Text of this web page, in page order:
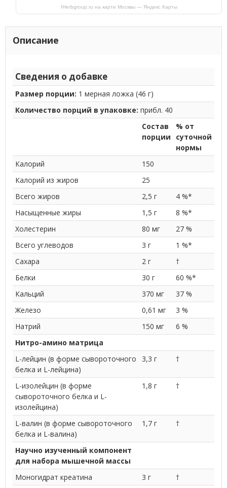
IHerbgroup.ru на карте Москвы — Яндекс Карты
Описание
Сведения о добавке
Размер порции: 1 мерная ложка (46 г)
Количество порций в упаковке: прибл. 40
Состав
порции
% от
суточной
нормы
Калорий
150
Калорий из жиров
25
Всего жиров
2,5 г
4 %*
Насыщенные жиры
1,5 г
8 %*
Холестерин
80 мг
27 %
Всего углеводов
3 г
1 %*
Сахара
2 г
†
Белки
30 г
60 %*
Кальций
370 мг
37 %
Железо
0,61 мг
3 %
Натрий
150 мг
6 %
Нитро-амино матрица
L-лейцин (в форме сывороточного
белка и L-лейцина)
3,3 г †
L-изолейцин (в форме
сывороточного белка и L-
изолейцина)
1,8 г †
L-валин (в форме сывороточного
белка и L-валина)
1,7 г †
Научно изученный компонент
для набора мышечной массы
Моногидрат креатина
3 г
†